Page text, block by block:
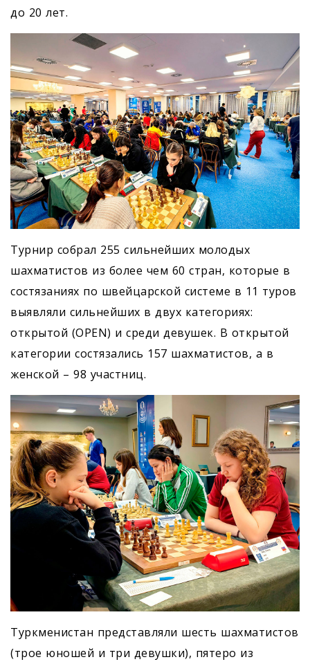
до 20 лет.
Турнир собрал 255 сильнейших молодых
шахматистов из более чем 60 стран, которые в
состязаниях по швейцарской системе в 11 туров
выявляли сильнейших в двух категориях:
открытой (OPEN) и среди девушек. В открытой
категории состязались 157 шахматистов, а в
женской – 98 участниц.
Туркменистан представляли шесть шахматистов
(трое юношей и три девушки), пятеро из